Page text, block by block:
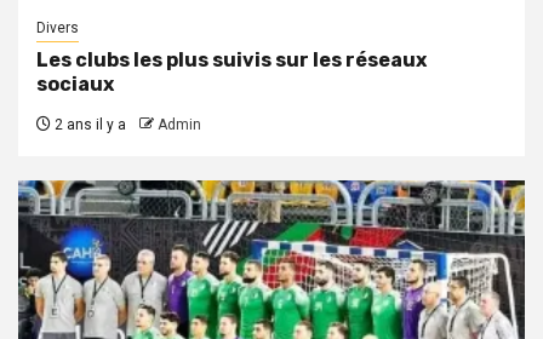
Divers
Les clubs les plus suivis sur les réseaux
sociaux
2 ans il y a Admin